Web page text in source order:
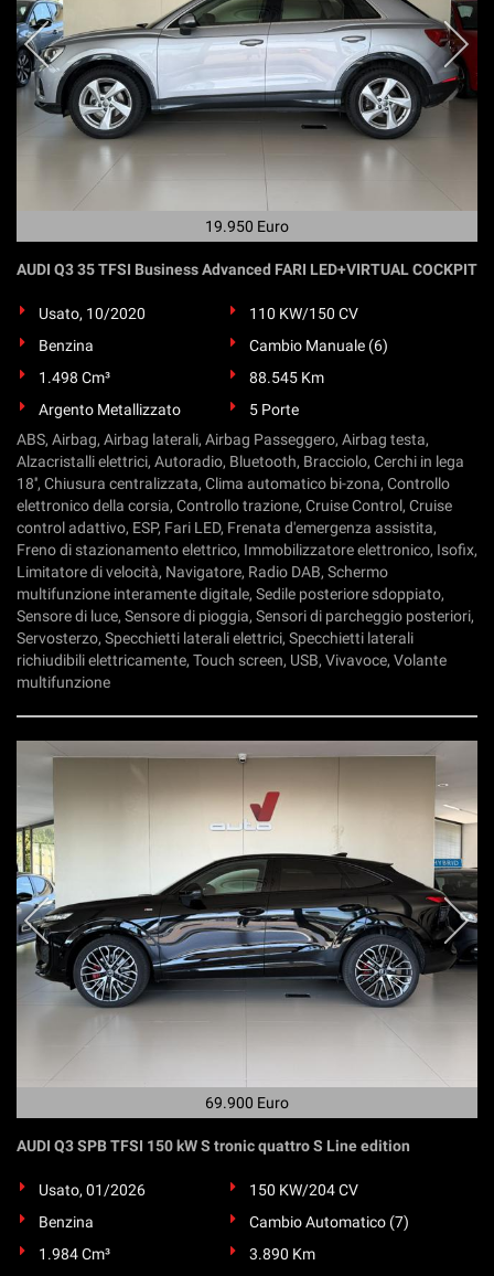
19.950 Euro
AUDI Q3 35 TFSI Business Advanced FARI LED+VIRTUAL COCKPIT
Usato, 10/2020
110 KW/150 CV
Benzina
Cambio Manuale (6)
1.498 Cm³
88.545 Km
Argento Metallizzato
5 Porte
ABS, Airbag, Airbag laterali, Airbag Passeggero, Airbag testa,
Alzacristalli elettrici, Autoradio, Bluetooth, Bracciolo, Cerchi in lega
18'', Chiusura centralizzata, Clima automatico bi-zona, Controllo
elettronico della corsia, Controllo trazione, Cruise Control, Cruise
control adattivo, ESP, Fari LED, Frenata d'emergenza assistita,
Freno di stazionamento elettrico, Immobilizzatore elettronico, Isofix,
Limitatore di velocità, Navigatore, Radio DAB, Schermo
multifunzione interamente digitale, Sedile posteriore sdoppiato,
Sensore di luce, Sensore di pioggia, Sensori di parcheggio posteriori,
Servosterzo, Specchietti laterali elettrici, Specchietti laterali
richiudibili elettricamente, Touch screen, USB, Vivavoce, Volante
multifunzione
69.900 Euro
AUDI Q3 SPB TFSI 150 kW S tronic quattro S Line edition
Usato, 01/2026
150 KW/204 CV
Benzina
Cambio Automatico (7)
1.984 Cm³
3.890 Km